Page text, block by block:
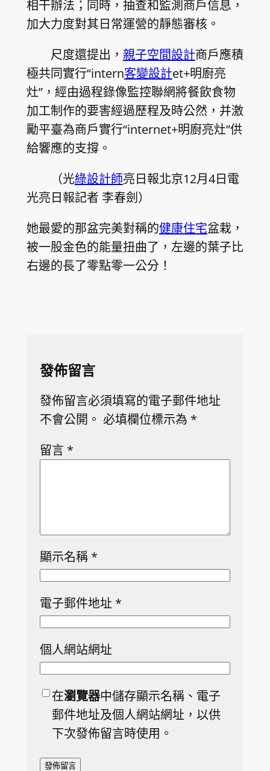
相干辦法；同時，抽查和監測商戶信息，
加大力度對其日常運營的靜態審核。
尺度還提出， 親子空間設計商戶應積
極共同實行“intern客變設計et+明廚亮
灶”，經由過程錄像監控聯網將餐飲食物
加工制作的要害經過歷程及時公然，并激
勵平臺為商戶實行“internet+明廚亮灶”供
給響應的支撐。
（光綠設計師亮日報北京12月4日電
光亮日報記者 李春劍）
她最愛的那盆完美對稱的健康住宅盆栽，
被一股金色的能量扭曲了，左邊的葉子比
右邊的長了零點零一公分！
發佈留言
發佈留言必須填寫的電子郵件地址
不會公開。 必填欄位標示為 *
留言 *
顯示名稱 *
電子郵件地址 *
個人網站網址
在瀏覽器中儲存顯示名稱、電子
郵件地址及個人網站網址，以供
下次發佈留言時使用。